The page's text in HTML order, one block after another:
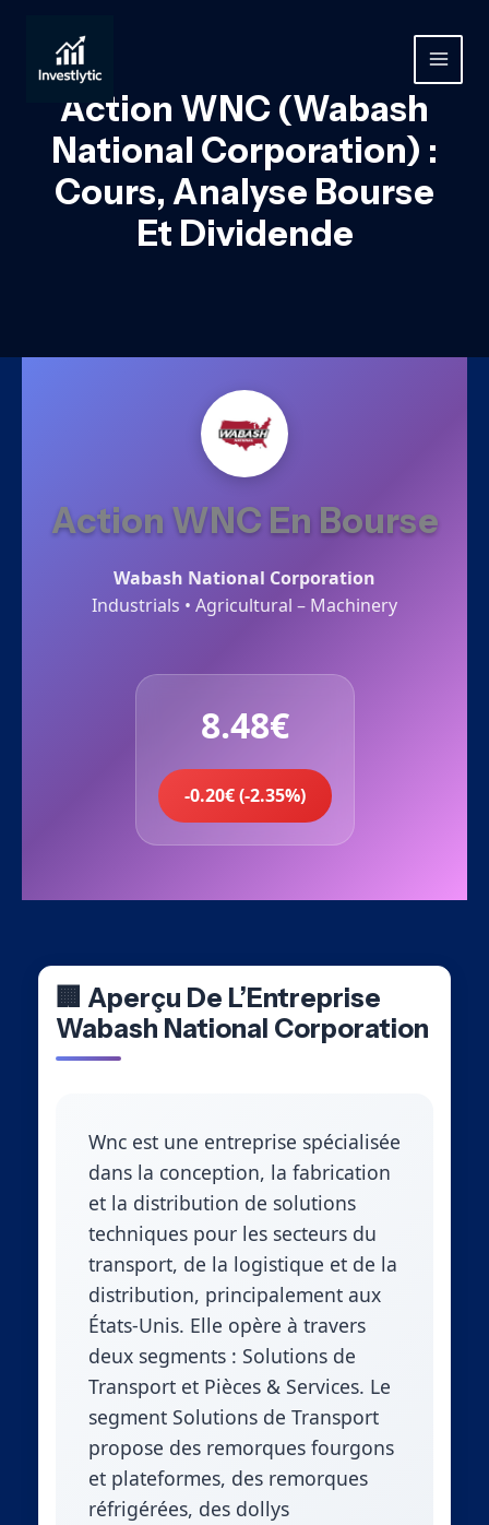
contenu
MAIN
Action WNC (Wabash
National Corporation) :
Cours, Analyse Bourse
Et Dividende
Action WNC En Bourse
Wabash National Corporation
Industrials • Agricultural – Machinery
8.48€
-0.20€ (-2.35%)
🏢 Aperçu De L’Entreprise
Wabash National Corporation
Wnc est une entreprise spécialisée
dans la conception, la fabrication
et la distribution de solutions
techniques pour les secteurs du
transport, de la logistique et de la
distribution, principalement aux
États-Unis. Elle opère à travers
deux segments : Solutions de
Transport et Pièces & Services. Le
segment Solutions de Transport
propose des remorques fourgons
et plateformes, des remorques
réfrigérées, des dollys